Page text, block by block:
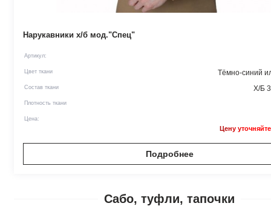
Нарукавники х/б мод."Спец"
Артикул:
Цвет ткани Тёмно-синий
Состав ткани Х/Б
Плотность ткани
Цена:
Цену
Подробнее
Сабо, туфли, тапочки